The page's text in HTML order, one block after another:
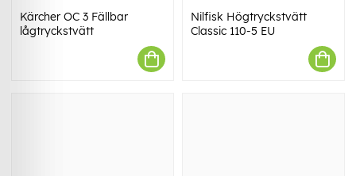
Kärcher OC 3 Fällbar
lågtryckstvätt
Nilfisk Högtryckstvätt
Classic 110-5 EU